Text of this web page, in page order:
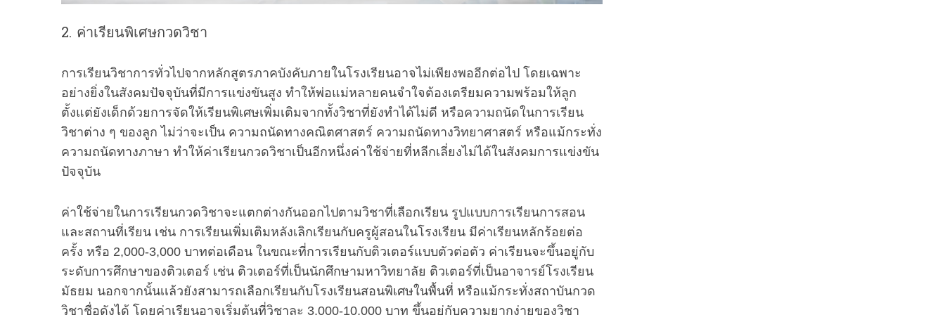
2. ค่าเรียนพิเศษกวดวิชา
การเรียนวิชาการทั่วไปจากหลักสูตรภาคบังคับภายในโรงเรียนอาจไม่เพียงพออีกต่อไป โดยเฉพาะ
อย่างยิ่งในสังคมปัจจุบันที่มีการแข่งขันสูง ทำให้พ่อแม่หลายคนจำใจต้องเตรียมความพร้อมให้ลูก
ตั้งแต่ยังเด็กด้วยการจัดให้เรียนพิเศษเพิ่มเติมจากทั้งวิชาที่ยังทำได้ไม่ดี หรือความถนัดในการเรียน
วิชาต่าง ๆ ของลูก ไม่ว่าจะเป็น ความถนัดทางคณิตศาสตร์ ความถนัดทางวิทยาศาสตร์ หรือแม้กระทั่ง
ความถนัดทางภาษา ทำให้ค่าเรียนกวดวิชาเป็นอีกหนึ่งค่าใช้จ่ายที่หลีกเลี่ยงไม่ได้ในสังคมการแข่งขัน
ปัจจุบัน
ค่าใช้จ่ายในการเรียนกวดวิชาจะแตกต่างกันออกไปตามวิชาที่เลือกเรียน รูปแบบการเรียนการสอน
และสถานที่เรียน เช่น การเรียนเพิ่มเติมหลังเลิกเรียนกับครูผู้สอนในโรงเรียน มีค่าเรียนหลักร้อยต่อ
ครั้ง หรือ 2,000-3,000 บาทต่อเดือน ในขณะที่การเรียนกับติวเตอร์แบบตัวต่อตัว ค่าเรียนจะขึ้นอยู่กับ
ระดับการศึกษาของติวเตอร์ เช่น ติวเตอร์ที่เป็นนักศึกษามหาวิทยาลัย ติวเตอร์ที่เป็นอาจารย์โรงเรียน
มัธยม นอกจากนั้นเเล้วยังสามารถเลือกเรียนกับโรงเรียนสอนพิเศษในพื้นที่ หรือแม้กระทั่งสถาบันกวด
วิชาชื่อดังได้ โดยค่าเรียนอาจเริ่มต้นที่วิชาละ 3,000-10,000 บาท ขึ้นอยู่กับความยากง่ายของวิชา